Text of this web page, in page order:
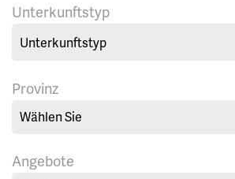
Unterkunftstyp
Provinz
Wählen Sie
Angebote